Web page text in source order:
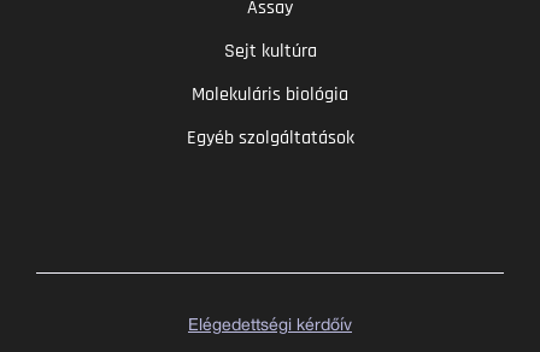
Assay
Sejt kultúra
Molekuláris biológia
Egyéb szolgáltatások
Elégedettségi kérdőív